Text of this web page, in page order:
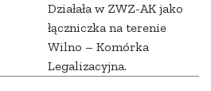
Działała w ZWZ-AK jako
łączniczka na terenie
Wilno – Komórka
Legalizacyjna.